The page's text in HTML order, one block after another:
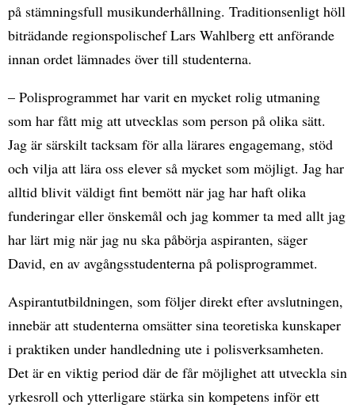
på stämningsfull musikunderhållning. Traditionsenligt höll
biträdande regionspolischef Lars Wahlberg ett anförande
innan ordet lämnades över till studenterna.
– Polisprogrammet har varit en mycket rolig utmaning
som har fått mig att utvecklas som person på olika sätt.
Jag är särskilt tacksam för alla lärares engagemang, stöd
och vilja att lära oss elever så mycket som möjligt. Jag har
alltid blivit väldigt fint bemött när jag har haft olika
funderingar eller önskemål och jag kommer ta med allt jag
har lärt mig när jag nu ska påbörja aspiranten, säger
David, en av avgångsstudenterna på polisprogrammet.
Aspirantutbildningen, som följer direkt efter avslutningen,
innebär att studenterna omsätter sina teoretiska kunskaper
i praktiken under handledning ute i polisverksamheten.
Det är en viktig period där de får möjlighet att utveckla sin
yrkesroll och ytterligare stärka sin kompetens inför ett